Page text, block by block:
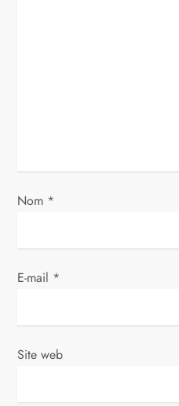
a
i
l
Nom *
E-mail *
Site web